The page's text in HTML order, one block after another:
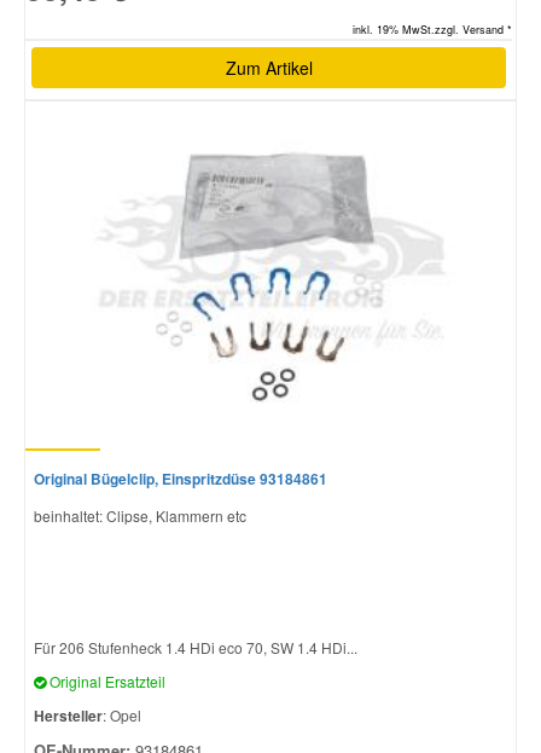
inkl. 19% MwSt.zzgl. Versand *
Zum Artikel
Original Bügelclip, Einspritzdüse 93184861
beinhaltet: Clipse, Klammern etc
Für 206 Stufenheck 1.4 HDi eco 70, SW 1.4 HDi...
Original Ersatzteil
Hersteller: Opel